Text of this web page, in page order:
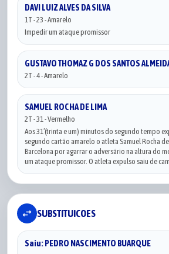
DAVI LUIZ ALVES DA SILVA
1T - 23 - Amarelo
Impedir um ataque promissor
GUSTAVO THOMAZ G DOS SANTOS
2T - 4 - Amarelo
SAMUEL ROCHA DE LIMA
2T - 31 - Vermelho
Aos 31’(trinta e um) minutos do segundo tempo
segundo cartão amarelo o atleta Samuel Rocha
Barcelona por agarrar o adversário na altura do
um ataque promissor. O atleta expulso saiu de
swap_horiz SUBSTITUICOES
Saiu: PEDRO NASCIMENTO BUARQUE